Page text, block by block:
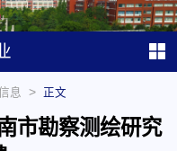
息 > 正文
市勘察测绘研究